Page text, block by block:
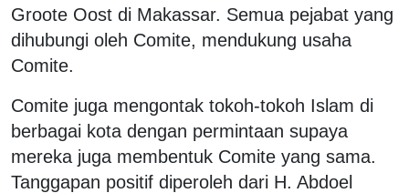
Groote Oost di Makassar. Semua pejabat yang
dihubungi oleh Comite, mendukung usaha
Comite.
Comite juga mengontak tokoh-tokoh Islam di
berbagai kota dengan permintaan supaya
mereka juga membentuk Comite yang sama.
Tanggapan positif diperoleh dari H. Abdoel